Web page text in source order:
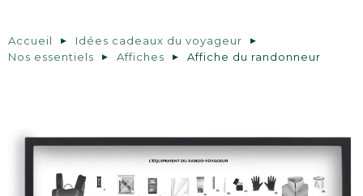
Accueil
Idées cadeaux du voyageur
Nos essentiels
Affiches Affiche du randonneur